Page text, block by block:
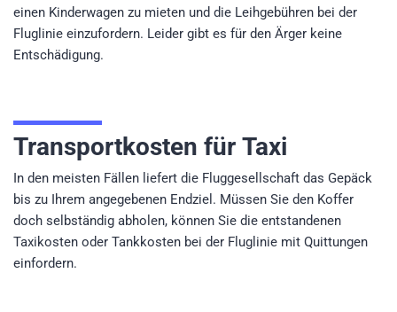
einen Kinderwagen zu mieten und die Leihgebühren bei der
Fluglinie einzufordern. Leider gibt es für den Ärger keine
Entschädigung.
Transportkosten für Taxi
In den meisten Fällen liefert die Fluggesellschaft das Gepäck
bis zu Ihrem angegebenen Endziel. Müssen Sie den Koffer
doch selbständig abholen, können Sie die entstandenen
Taxikosten oder Tankkosten bei der Fluglinie mit Quittungen
einfordern.